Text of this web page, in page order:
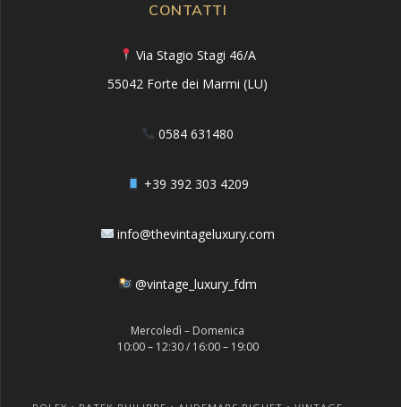
CONTATTI
Via Stagio Stagi 46/A
55042 Forte dei Marmi (LU)
0584 631480
+39 392 303 4209
info@thevintageluxury.com
@vintage_luxury_fdm
Mercoledì – Domenica
10:00 – 12:30 / 16:00 – 19:00